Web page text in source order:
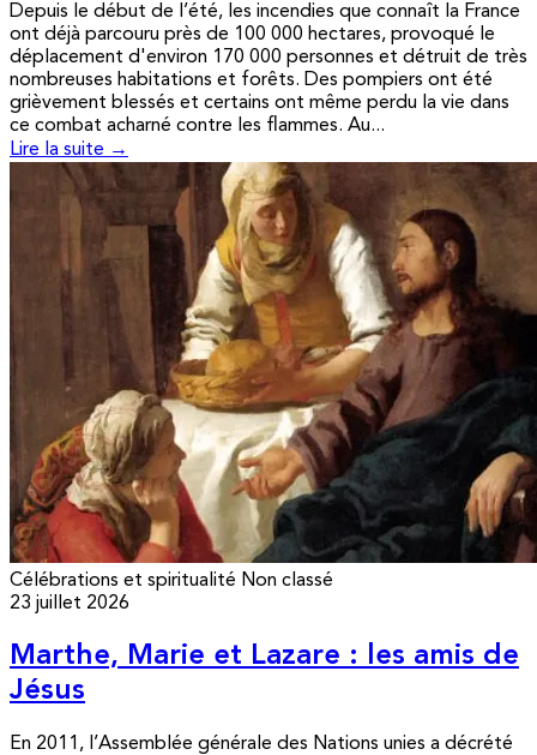
Depuis le début de l’été, les incendies que connaît la France
ont déjà parcouru près de 100 000 hectares, provoqué le
déplacement d'environ 170 000 personnes et détruit de très
nombreuses habitations et forêts. Des pompiers ont été
grièvement blessés et certains ont même perdu la vie dans
ce combat acharné contre les flammes. Au...
Lire la suite →
Célébrations et spiritualité Non classé
23 juillet 2026
Marthe, Marie et Lazare : les amis de
Jésus
En 2011, l’Assemblée générale des Nations unies a décrété